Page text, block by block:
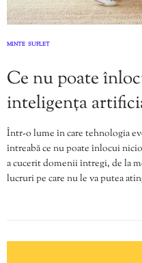
MINTE SUFLET
Ce nu poate
inteligența
Într-o lume în care tehnologia
întreabă ce nu poate înlocui
a cucerit domenii întregi, de la
lucruri pe care nu le va putea